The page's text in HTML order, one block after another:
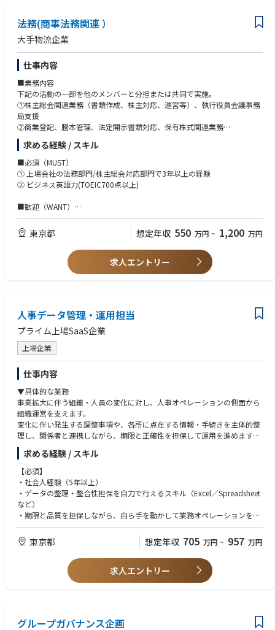
法務(商事法務関連 ）
大手物流企業
仕事内容
■業務内容
下記の活動の一部を他のメンバーと分担または共同で実施。
①株主総会関連業務（書類作成、株主対応、運営等）、執行役員会議事務
局支援
②商業登記、謄本管理、法定開示書類対応、保有株式関連業務
③上場審査対応
④上記項目に関する社内関係部門との連携及びグループ会社へのサポート
業務
求める経験 / スキル
■必須（MUST）
① 上場会社の法務部門/株主総会対応部門で3年以上の経験
② ビジネス英語力(TOEIC700点以上)
■歓迎（WANT）
① グローバル企業、物流業界での商事法務業務実務経験
東京都 想定年収 550 万円 ~ 1,200 万円
求人エントリー
人事データ管理・運用担当
プライム上場SaaS企業
上場企業
仕事内容
▼具体的な業務
事業拡大に伴う組織・人員の変化に対し、人事オペレーションの側面から
組織運営を支えます。
変化に伴い発生する調整事項や、各所に点在する情報・手続きを主体的整
理し、関係者と連携しながら、期限と正確性を担保して運用を進めます。
▼業務例
・人員数や評価に関するデータの集計・整理
・組織変更に伴う調整・情報集約
・各部門長・役員陣へのレポーティング
・入社・異動・退職などの人事イベントに伴う調整・情報集約
・人事施策展開におけるルール・ドキュメント整備や進行管理
求める経験 / スキル
【必須】
・社会人経験（5年以上）
・データの整理・整合性担保を自力で行えるスキル（Excel／Spreadsheet
など）
・期限と品質を担保しながら、自ら手を動かして業務オペレーションを推
進した経験
・複数の部門やレイヤーの異なるステークホルダーを巻き込み、論点整理
と合意形成を行いながら運用を完遂した経験
東京都 想定年収 705 万円 ~ 957 万円
求人エントリー
グループガバナンス企画